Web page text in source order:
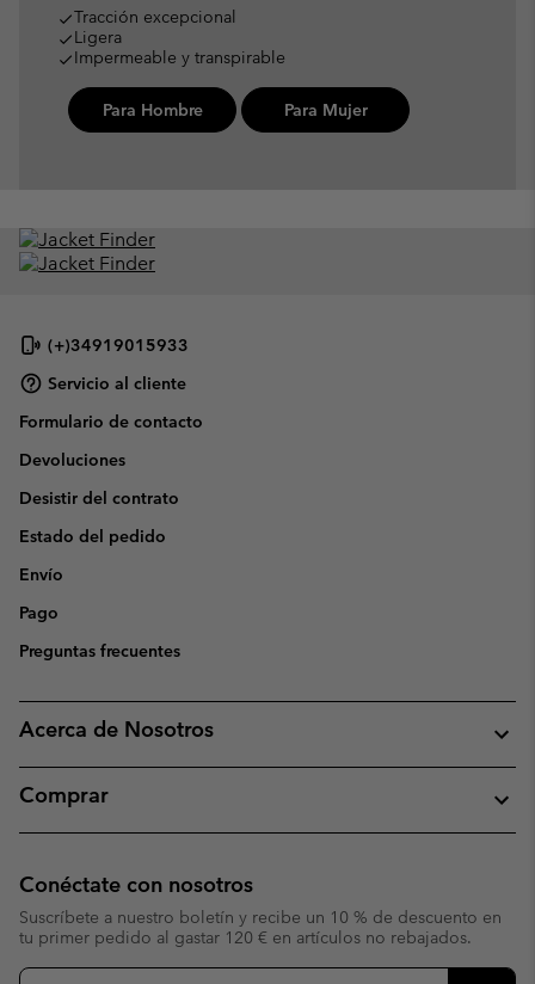
doneTracción excepcional
done Ligera
done Impermeable y transpirable
Para Hombre Para Mujer
(+)34919015933
Servicio al cliente
Formulario de contacto
Devoluciones
Desistir del contrato
Estado del pedido
Envío
Pago
Preguntas frecuentes
Acerca de Nosotros
Comprar
Conéctate con nosotros
Suscríbete a nuestro boletín y recibe un 10 % de descuento en
tu primer pedido al gastar 120 € en artículos no rebajados.